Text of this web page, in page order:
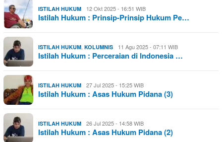
ISTILAH HUKUM 12 Okt 2025 - 16:51 WIB
Istilah Hukum : Prinsip-Prinsip Hukum Pe…
ISTILAH HUKUM KOLUMNIS 11 Agu 2025 - 07:11 WIB
Istilah Hukum : Perceraian di Indonesia …
ISTILAH HUKUM 27 Jul 2025 - 15:25 WIB
Istilah Hukum : Asas Hukum Pidana (3)
ISTILAH HUKUM 26 Jul 2025 - 14:58 WIB
Istilah Hukum : Asas Hukum Pidana (2)